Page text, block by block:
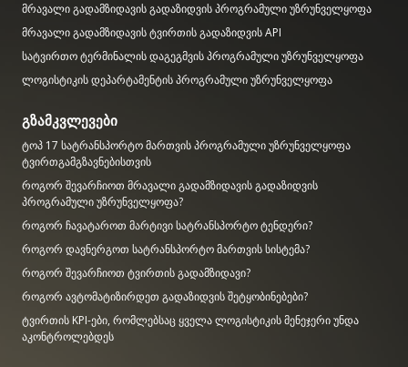
მრავალი გადამზიდავის გადაზიდვის პროგრამული უზრუნველყოფა
მრავალი გადამზიდავის ტვირთის გადაზიდვის API
სატვირთო ტერმინალის დაგეგმვის პროგრამული უზრუნველყოფა
ლოგისტიკის დეპარტამენტის პროგრამული უზრუნველყოფა
გზამკვლევები
ტოპ 17 სატრანსპორტო მართვის პროგრამული უზრუნველყოფა
ტვირთგამგზავნებისთვის
როგორ შევარჩიოთ მრავალი გადამზიდავის გადაზიდვის
პროგრამული უზრუნველყოფა?
როგორ ჩავატაროთ მარტივი სატრანსპორტო ტენდერი?
როგორ დავნერგოთ სატრანსპორტო მართვის სისტემა?
როგორ შევარჩიოთ ტვირთის გადამზიდავი?
როგორ ავტომატიზირდეთ გადაზიდვის შეტყობინებები?
ტვირთის KPI-ები, რომლებსაც ყველა ლოგისტიკის მენეჯერი უნდა
აკონტროლებდეს